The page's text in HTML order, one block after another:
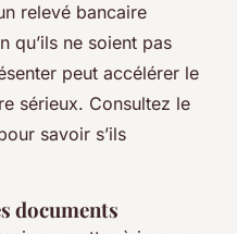
relevé bancaire
qu’ils ne soient pas
peut accélérer le
sérieux. Consultez le
savoir s’ils
documents